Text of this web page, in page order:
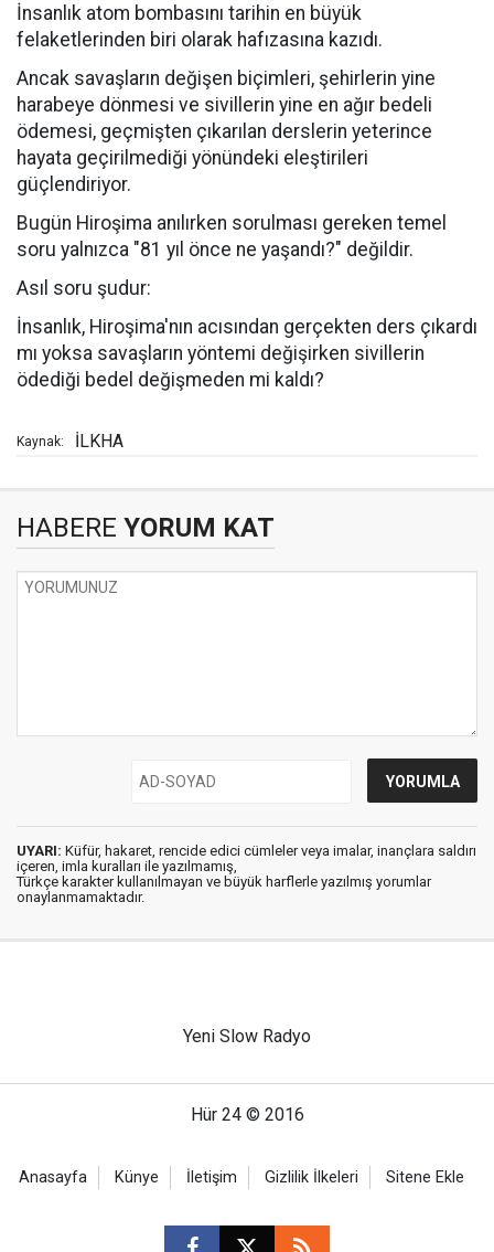
İnsanlık atom bombasını tarihin en büyük
felaketlerinden biri olarak hafızasına kazıdı.
Ancak savaşların değişen biçimleri, şehirlerin yine
harabeye dönmesi ve sivillerin yine en ağır bedeli
ödemesi, geçmişten çıkarılan derslerin yeterince
hayata geçirilmediği yönündeki eleştirileri
güçlendiriyor.
Bugün Hiroşima anılırken sorulması gereken temel
soru yalnızca "81 yıl önce ne yaşandı?" değildir.
Asıl soru şudur:
İnsanlık, Hiroşima'nın acısından gerçekten ders çıkardı
mı yoksa savaşların yöntemi değişirken sivillerin
ödediği bedel değişmeden mi kaldı?
Kaynak: İLKHA
HABERE YORUM KAT
UYARI: Küfür, hakaret, rencide edici cümleler veya imalar, inançlara saldırı
içeren, imla kuralları ile yazılmamış,
Türkçe karakter kullanılmayan ve büyük harflerle yazılmış yorumlar
onaylanmamaktadır.
Yeni Slow Radyo
Hür 24 © 2016
Anasayfa Künye İletişim Gizlilik İlkeleri Sitene Ekle